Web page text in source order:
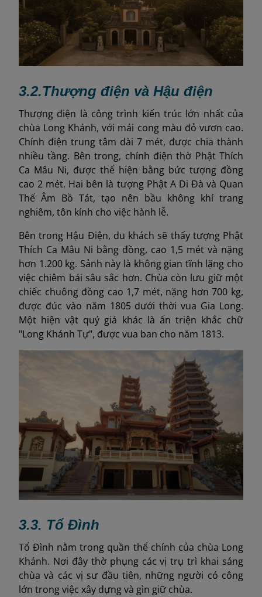
3.2.Thượng điện và Hậu điện
Thượng điện là công trình kiến trúc lớn nhất của
chùa Long Khánh, với mái cong màu đỏ vươn cao.
Chính điện trung tâm dài 7 mét, được chia thành
nhiều tầng. Bên trong, chính điện thờ Phật Thích
Ca Mâu Ni, được thể hiện bằng bức tượng đồng
cao 2 mét. Hai bên là tượng Phật A Di Đà và Quan
Thế Âm Bồ Tát, tạo nên bầu không khí trang
nghiêm, tôn kính cho việc hành lễ.
Bên trong Hậu Điện, du khách sẽ thấy tượng Phật
Thích Ca Mâu Ni bằng đồng, cao 1,5 mét và nặng
hơn 1.200 kg. Sảnh này là không gian tĩnh lặng cho
việc chiêm bái sâu sắc hơn. Chùa còn lưu giữ một
chiếc chuông đồng cao 1,7 mét, nặng hơn 700 kg,
được đúc vào năm 1805 dưới thời vua Gia Long.
Một hiện vật quý giá khác là ấn triện khắc chữ
"Long Khánh Tự", được vua ban cho năm 1813.
3.3. Tổ Đình
Tổ Đình nằm trong quần thể chính của chùa Long
Khánh. Nơi đây thờ phụng các vị trụ trì khai sáng
chùa và các vị sư đầu tiên, những người có công
lớn trong việc xây dựng và gìn giữ chùa.